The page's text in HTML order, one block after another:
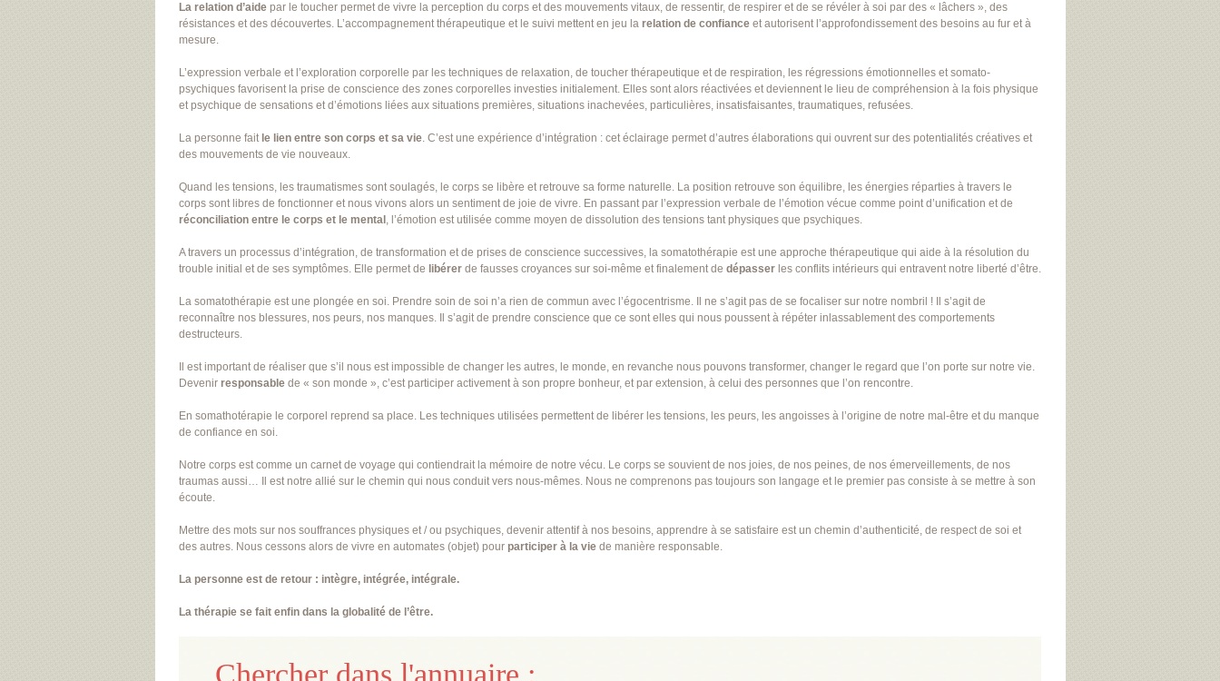
La relation d’aide par le toucher permet de vivre la perception du corps et des mouvements vitaux, de ressentir, de respirer et de se révéler à soi par des « lâchers », des
résistances et des découvertes. L’accompagnement thérapeutique et le suivi mettent en jeu la relation de confiance et autorisent l’approfondissement des besoins au fur et à
mesure.
L’expression verbale et l’exploration corporelle par les techniques de relaxation, de toucher thérapeutique et de respiration, les régressions émotionnelles et somato-
psychiques favorisent la prise de conscience des zones corporelles investies initialement. Elles sont alors réactivées et deviennent le lieu de compréhension à la fois physique
et psychique de sensations et d’émotions liées aux situations premières, situations inachevées, particulières, insatisfaisantes, traumatiques, refusées.
La personne fait le lien entre son corps et sa vie. C’est une expérience d’intégration : cet éclairage permet d’autres élaborations qui ouvrent sur des potentialités créatives et
des mouvements de vie nouveaux.
Quand les tensions, les traumatismes sont soulagés, le corps se libère et retrouve sa forme naturelle. La position retrouve son équilibre, les énergies réparties à travers le
corps sont libres de fonctionner et nous vivons alors un sentiment de joie de vivre. En passant par l’expression verbale de l’émotion vécue comme point d’unification et de
réconciliation entre le corps et le mental , l’émotion est utilisée comme moyen de dissolution des tensions tant physiques que psychiques.
A travers un processus d’intégration, de transformation et de prises de conscience successives, la somatothérapie est une approche thérapeutique qui aide à la résolution du
trouble initial et de ses symptômes. Elle permet de libérer de fausses croyances sur soi-même et finalement de dépasser les conflits intérieurs qui entravent notre liberté d’être.
La somatothérapie est une plongée en soi. Prendre soin de soi n’a rien de commun avec l’égocentrisme. Il ne s’agit pas de se focaliser sur notre nombril ! Il s’agit de
reconnaître nos blessures, nos peurs, nos manques. Il s’agit de prendre conscience que ce sont elles qui nous poussent à répéter inlassablement des comportements
destructeurs.
Il est important de réaliser que s’il nous est impossible de changer les autres, le monde, en revanche nous pouvons transformer, changer le regard que l’on porte sur notre vie.
Devenir responsable de « son monde », c’est participer activement à son propre bonheur, et par extension, à celui des personnes que l’on rencontre.
En somathotérapie le corporel reprend sa place. Les techniques utilisées permettent de libérer les tensions, les peurs, les angoisses à l’origine de notre mal-être et du manque
de confiance en soi.
Notre corps est comme un carnet de voyage qui contiendrait la mémoire de notre vécu. Le corps se souvient de nos joies, de nos peines, de nos émerveillements, de nos
traumas aussi… Il est notre allié sur le chemin qui nous conduit vers nous-mêmes. Nous ne comprenons pas toujours son langage et le premier pas consiste à se mettre à son
écoute.
Mettre des mots sur nos souffrances physiques et / ou psychiques, devenir attentif à nos besoins, apprendre à se satisfaire est un chemin d’authenticité, de respect de soi et
des autres. Nous cessons alors de vivre en automates (objet) pour participer à la vie de manière responsable.
La personne est de retour : intègre, intégrée, intégrale.
La thérapie se fait enfin dans la globalité de l’être.
Chercher dans l'annuaire :